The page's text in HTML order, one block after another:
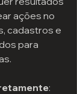
ações no
cadastros e
para
: